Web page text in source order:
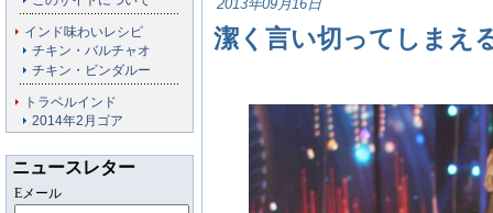
インド味わいレシピ
チキン・バルチャオ
チキン・ビンダルー
トラベルインド
2014年2月ゴア
ニュースレター
Eメール
2013年09月16日
潔く言い切ってしまえ